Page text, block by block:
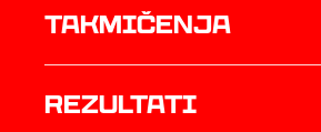
Takmičenja
rezultati